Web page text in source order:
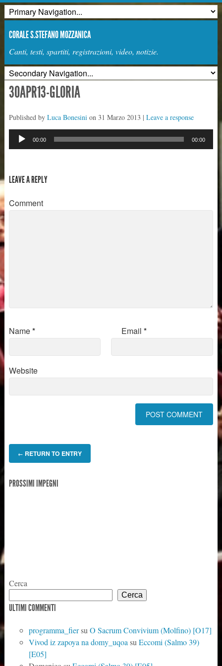
CORALE S.STEFANO MOZZANICA
Canti, testi, spartiti, registrazioni, video, notizie.
30APR13-GLORIA
Published by Luca Bonesinion 31 Marzo 2013 | Leave a response
Audio
00:00 00:00
LEAVE A REPLY
Comment
Name* Email *
Website
← RETURN TO ENTRY
PROSSIMI IMPEGNI
Cerca
Cerca
ULTIMI COMMENTI
programma_fiersu O Sacrum Convivium (Molfino) [O17]
Vivod iz zapoya na domy_uqoa su Eccomi (Salmo 39)
[E05]